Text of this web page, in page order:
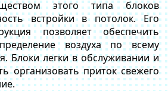
этого типа блоков
встройки в потолок. Его
позволяет обеспечить
воздуха по всему
Блоки легки в обслуживании и
организовать приток свежего